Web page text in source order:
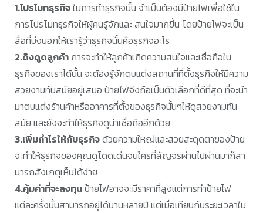
1.โปรโมทธุรกิจในการทำธุรกิจนั้น จำเป็นต้องมีป้ายไฟเพื่อใช้ใน
การโปรโมทธุรกิจให้ผู้คนรู้จักและ สนใจมากขึ้น โดยป้ายไฟจะเป็น
สื่อที่บ่งบอกให้เรารู้ว่าธุรกิจนั้นคือธุรกิจอะไร
2.ดึงดูดลูกค้าการจะทำให้ลูกค้าเกิดความสนใจและเชื่อถือใน
ธุรกิจของเราได้นั้น จะต้องรู้จักตบแต่งสถานที่ที่ตั้งธุรกิจให้มีความ
สวยงามทันสมัยอยู่เสมอ ป้ายไฟจึงถือเป็นตัวเลือกที่ดีที่สุด ที่จะนำ
มาตบแต่งร้านค้าหรืออาคารที่ตั้งของธุรกิจนั้นๆให้ดูสวยงามทัน
สมัย และยังจะทำให้ธุรกิจดูน่าเชื่อถืออีกด้วย
3.เพิ่มกำไรให้กับธุรกิจด้วยความใหญ่และสวยสะดุดตาของป้าย
จะทำให้ธุรกิจของคุณดูโดดเด่นจนใครที่สัญจรผ่านไปผ่านมาก็สา
มารถสังเกตุเห็นได้ง่าย
4.คุ้มค่าที่จะลงทุนป้ายไฟอาจจะมีราคาที่สูงแต่การทำป้ายไฟ
แต่ละครั้งนั้นสามารถอยู่ได้นานหลายปี แต่เมื่อเทียบกับระยะเวลาใน